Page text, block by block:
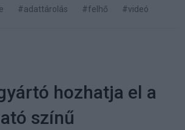
#adattárolás #felhő #videó
hozhatja el a
színű